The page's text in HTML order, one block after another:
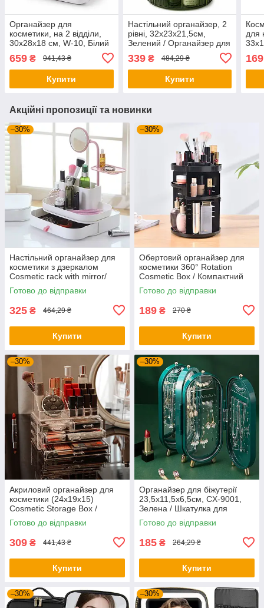
Органайзер для
косметики, на 2 відділи,
30х28х18 см, W-10, Білий
Підставка під косметику
659 ₴ 941,43 ₴
Купити
Настільний органайзер, 2
рівні, 32х23х21,5см,
Зелений / Органайзер для
Органайзер для макіяжу
339₴ 484,29 ₴
Купити
для
169
Акційні пропозиції та новинки
–30%
Настільний органайзер для
косметики з дзеркалом
Cosmetic rack with mirror/
Настільний ящик-органайзер
Готово до відправки
325 ₴ 464,29 ₴
Купити
–30%
Обертовий органайзер для
косметики 360° Rotation
Cosmetic Box / Компактний
круглий органайзер
Готово до відправки
189 ₴ 270 ₴
Купити
–30%
Акриловий органайзер для
косметики (24x19x15)
Cosmetic Storage Box /
Настільний бокс для
косметики
Готово до відправки
309 ₴ 441,43 ₴
Купити
–30%
Органайзер для біжутерії
23,5х11,5х6,5см, CX-9001,
Зелена / Шкатулка для
прикрас / Скриня для
прикрас
Готово до відправки
185 ₴ 264,29 ₴
Купити
–30% –30%